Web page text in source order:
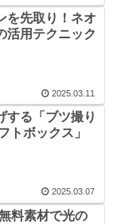
を先取り！ネオ
活用テクニック
2025.03.11
する「ブツ撮り
トボックス」
2025.03.07
料素材で光の